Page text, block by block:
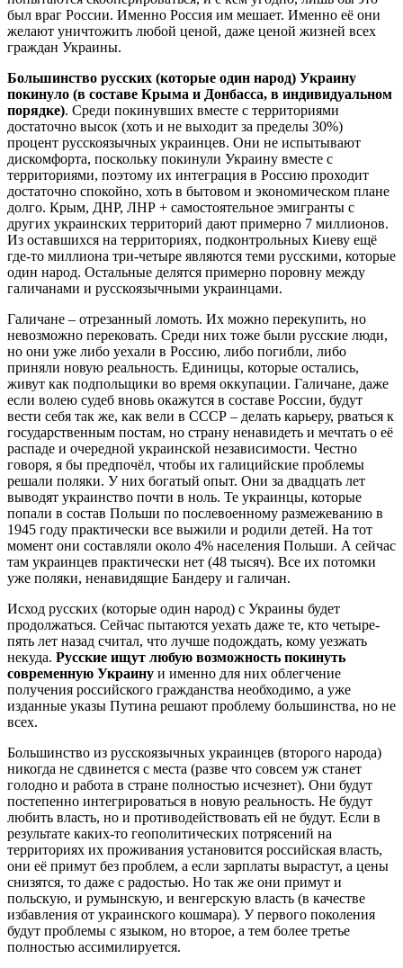
был враг России. Именно Россия им мешает. Именно её они
желают уничтожить любой ценой, даже ценой жизней всех
граждан Украины.
Большинство русских (которые один народ) Украину
покинуло (в составе Крыма и Донбасса, в индивидуальном
порядке). Среди покинувших вместе с территориями
достаточно высок (хоть и не выходит за пределы 30%)
процент русскоязычных украинцев. Они не испытывают
дискомфорта, поскольку покинули Украину вместе с
территориями, поэтому их интеграция в Россию проходит
достаточно спокойно, хоть в бытовом и экономическом плане
долго. Крым, ДНР, ЛНР + самостоятельное эмигранты с
других украинских территорий дают примерно 7 миллионов.
Из оставшихся на территориях, подконтрольных Киеву ещё
где-то миллиона три-четыре являются теми русскими, которые
один народ. Остальные делятся примерно поровну между
галичанами и русскоязычными украинцами.
Галичане – отрезанный ломоть. Их можно перекупить, но
невозможно перековать. Среди них тоже были русские люди,
но они уже либо уехали в Россию, либо погибли, либо
приняли новую реальность. Единицы, которые остались,
живут как подпольщики во время оккупации. Галичане, даже
если волею судеб вновь окажутся в составе России, будут
вести себя так же, как вели в СССР – делать карьеру, рваться к
государственным постам, но страну ненавидеть и мечтать о её
распаде и очередной украинской независимости. Честно
говоря, я бы предпочёл, чтобы их галицийские проблемы
решали поляки. У них богатый опыт. Они за двадцать лет
выводят украинство почти в ноль. Те украинцы, которые
попали в состав Польши по послевоенному размежеванию в
1945 году практически все выжили и родили детей. На тот
момент они составляли около 4% населения Польши. А сейчас
там украинцев практически нет (48 тысяч). Все их потомки
уже поляки, ненавидящие Бандеру и галичан.
Исход русских (которые один народ) с Украины будет
продолжаться. Сейчас пытаются уехать даже те, кто четыре-
пять лет назад считал, что лучше подождать, кому уезжать
некуда. Русские ищут любую возможность покинуть
современную Украину и именно для них облегчение
получения российского гражданства необходимо, а уже
изданные указы Путина решают проблему большинства, но не
всех.
Большинство из русскоязычных украинцев (второго народа)
никогда не сдвинется с места (разве что совсем уж станет
голодно и работа в стране полностью исчезнет). Они будут
постепенно интегрироваться в новую реальность. Не будут
любить власть, но и противодействовать ей не будут. Если в
результате каких-то геополитических потрясений на
территориях их проживания установится российская власть,
они её примут без проблем, а если зарплаты вырастут, а цены
снизятся, то даже с радостью. Но так же они примут и
польскую, и румынскую, и венгерскую власть (в качестве
избавления от украинского кошмара). У первого поколения
будут проблемы с языком, но второе, а тем более третье
полностью ассимилируется.